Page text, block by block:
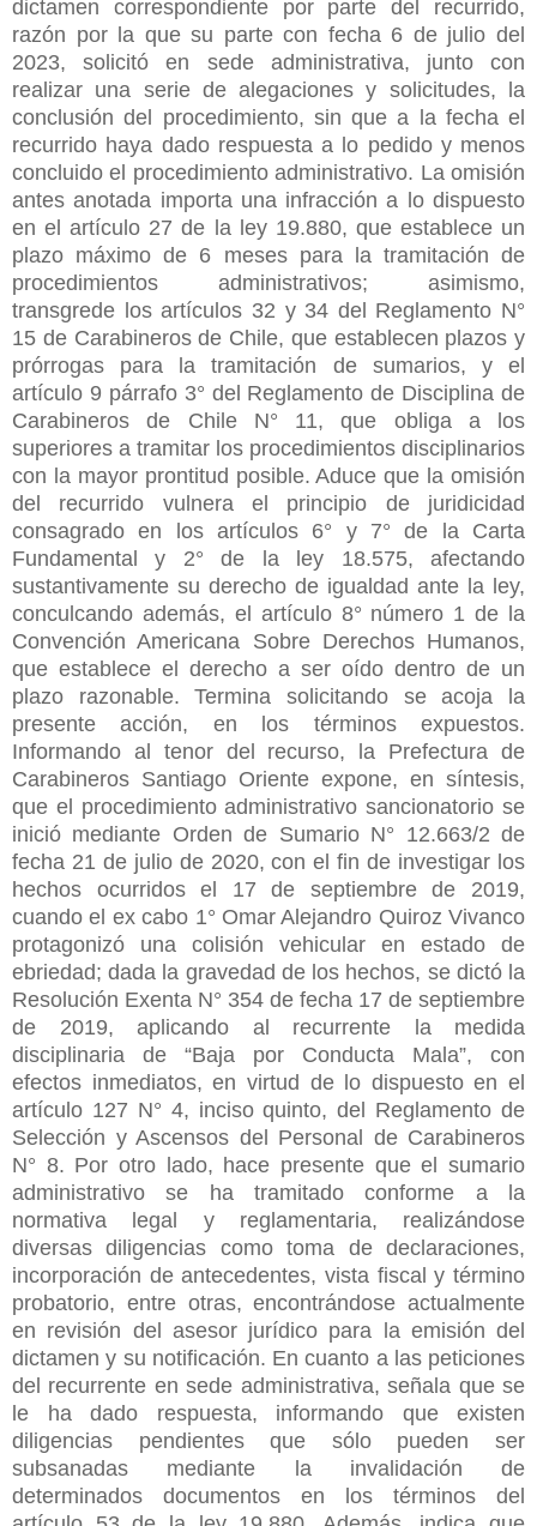
dictamen correspondiente por parte del recurrido,
razón por la que su parte con fecha 6 de julio del
2023, solicitó en sede administrativa, junto con
realizar una serie de alegaciones y solicitudes, la
conclusión del procedimiento, sin que a la fecha el
recurrido haya dado respuesta a lo pedido y menos
concluido el procedimiento administrativo. La omisión
antes anotada importa una infracción a lo dispuesto
en el artículo 27 de la ley 19.880, que establece un
plazo máximo de 6 meses para la tramitación de
procedimientos administrativos; asimismo,
transgrede los artículos 32 y 34 del Reglamento N°
15 de Carabineros de Chile, que establecen plazos y
prórrogas para la tramitación de sumarios, y el
artículo 9 párrafo 3° del Reglamento de Disciplina de
Carabineros de Chile N° 11, que obliga a los
superiores a tramitar los procedimientos disciplinarios
con la mayor prontitud posible. Aduce que la omisión
del recurrido vulnera el principio de juridicidad
consagrado en los artículos 6° y 7° de la Carta
Fundamental y 2° de la ley 18.575, afectando
sustantivamente su derecho de igualdad ante la ley,
conculcando además, el artículo 8° número 1 de la
Convención Americana Sobre Derechos Humanos,
que establece el derecho a ser oído dentro de un
plazo razonable. Termina solicitando se acoja la
presente acción, en los términos expuestos.
Informando al tenor del recurso, la Prefectura de
Carabineros Santiago Oriente expone, en síntesis,
que el procedimiento administrativo sancionatorio se
inició mediante Orden de Sumario N° 12.663/2 de
fecha 21 de julio de 2020, con el fin de investigar los
hechos ocurridos el 17 de septiembre de 2019,
cuando el ex cabo 1° Omar Alejandro Quiroz Vivanco
protagonizó una colisión vehicular en estado de
ebriedad; dada la gravedad de los hechos, se dictó la
Resolución Exenta N° 354 de fecha 17 de septiembre
de 2019, aplicando al recurrente la medida
disciplinaria de “Baja por Conducta Mala”, con
efectos inmediatos, en virtud de lo dispuesto en el
artículo 127 N° 4, inciso quinto, del Reglamento de
Selección y Ascensos del Personal de Carabineros
N° 8. Por otro lado, hace presente que el sumario
administrativo se ha tramitado conforme a la
normativa legal y reglamentaria, realizándose
diversas diligencias como toma de declaraciones,
incorporación de antecedentes, vista fiscal y término
probatorio, entre otras, encontrándose actualmente
en revisión del asesor jurídico para la emisión del
dictamen y su notificación. En cuanto a las peticiones
del recurrente en sede administrativa, señala que se
le ha dado respuesta, informando que existen
diligencias pendientes que sólo pueden ser
subsanadas mediante la invalidación de
determinados documentos en los términos del